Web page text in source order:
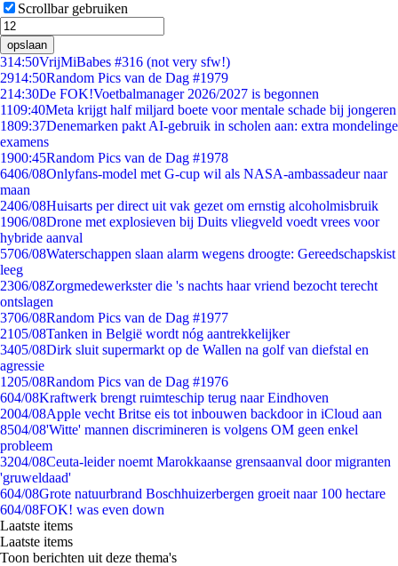
Scrollbar gebruiken
opslaan
314:50VrijMiBabes #316 (not very sfw!)
2914:50Random Pics van de Dag #1979
214:30De FOK!Voetbalmanager 2026/2027 is begonnen
1109:40Meta krijgt half miljard boete voor mentale schade bij jongeren
1809:37Denemarken pakt AI-gebruik in scholen aan: extra mondelinge
examens
1900:45Random Pics van de Dag #1978
6406/08Onlyfans-model met G-cup wil als NASA-ambassadeur naar
maan
2406/08Huisarts per direct uit vak gezet om ernstig alcoholmisbruik
1906/08Drone met explosieven bij Duits vliegveld voedt vrees voor
hybride aanval
5706/08Waterschappen slaan alarm wegens droogte: Gereedschapskist
leeg
2306/08Zorgmedewerkster die 's nachts haar vriend bezocht terecht
ontslagen
3706/08Random Pics van de Dag #1977
2105/08Tanken in België wordt nóg aantrekkelijker
3405/08Dirk sluit supermarkt op de Wallen na golf van diefstal en
agressie
1205/08Random Pics van de Dag #1976
604/08Kraftwerk brengt ruimteschip terug naar Eindhoven
2004/08Apple vecht Britse eis tot inbouwen backdoor in iCloud aan
8504/08'Witte' mannen discrimineren is volgens OM geen enkel
probleem
3204/08Ceuta-leider noemt Marokkaanse grensaanval door migranten
'gruweldaad'
604/08Grote natuurbrand Boschhuizerbergen groeit naar 100 hectare
604/08FOK! was even down
Laatste items
Laatste items
Toon berichten uit deze thema's